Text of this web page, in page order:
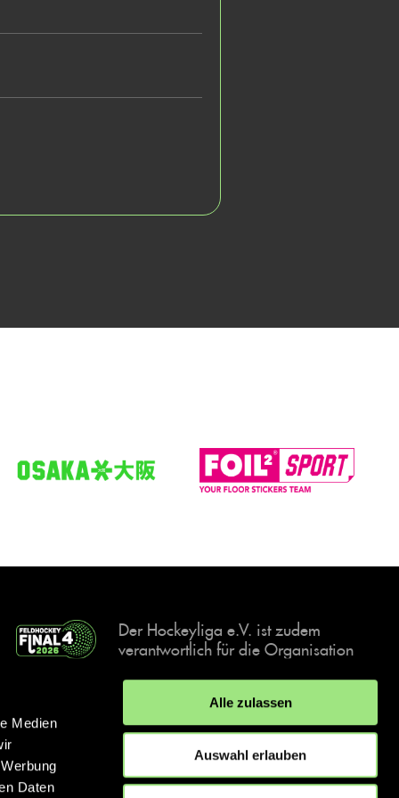
Medien
Daten
Alle zulassen
Auswahl erlauben
Der Hockeyliga e.V. ist zudem
verantwortlich für die Organisation
Events, der deutschen Hockey-
Meisterschaften.